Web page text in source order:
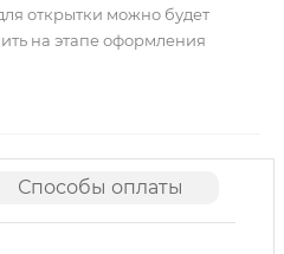
открытки можно будет
на этапе оформления
Способы оплаты